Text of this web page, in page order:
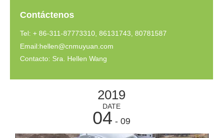
Contáctenos
Tel: + 86-311-87773310, 86131743, 80781587
Email:hellen@cnmuyuan.com
Contacto: Sra. Hellen Wang
2019
DATE
04 - 09